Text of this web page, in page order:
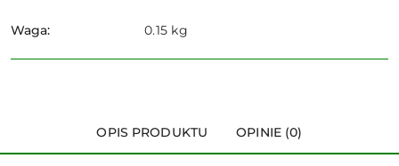
Waga: 0.15 kg
OPIS PRODUKTU OPINIE (0)